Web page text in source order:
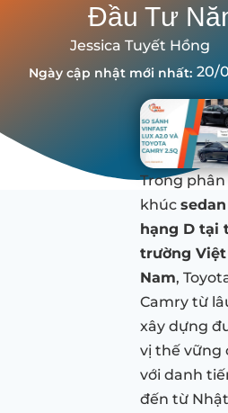
Đầu Tư
Jessica Tuyết Hồng
Ngày cập nhật mới nhất: 20/
Trong phân
khúc sedan
hạng D tại
trường Việt
Nam,
Camry từ
xây dựng
vị thế vững
với danh
đến từ Nhật